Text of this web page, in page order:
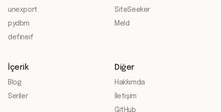
unexport
pydbm
defineif
SiteSeeker
Meld
İçerik
Blog
Seriler
Diğer
Hakkımda
İletişim
GitHub